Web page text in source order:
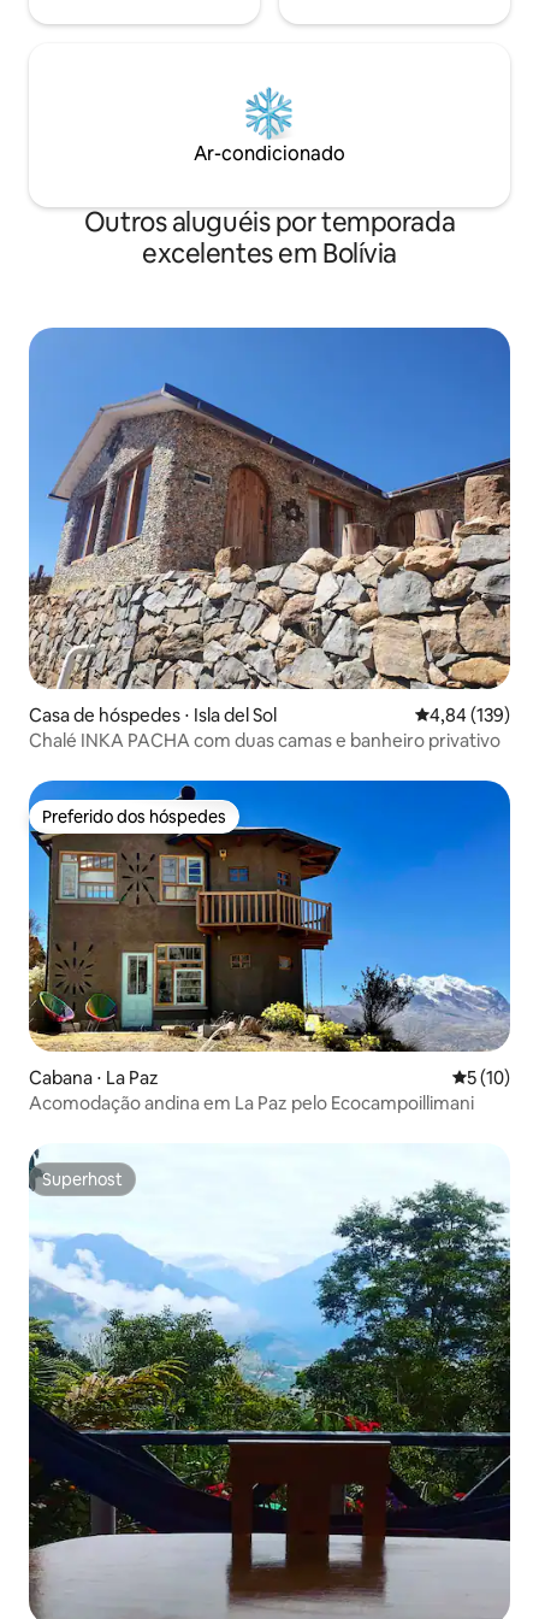
Ar-condicionado
Outros aluguéis por temporada
excelentes em Bolívia
Casa de hóspedes ⋅ Isla del Sol 4,84 de uma
4,84 (139)
Chalé INKA PACHA com duas camas e banheiro privativo
Preferido dos hóspedes
Preferido dos hóspedes
Cabana ⋅ La Paz 5 de uma
5 (10)
Acomodação andina em La Paz pelo Ecocampoillimani
Superhost
Superhost